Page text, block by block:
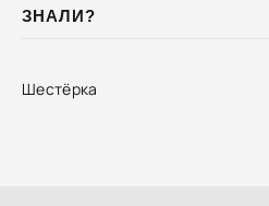
ЗНАЛИ?
Шестёрка